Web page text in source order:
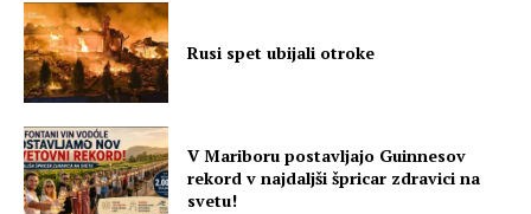
Rusi spet ubijali otroke
V Mariboru postavljajo Guinnesov
rekord v najdaljši špricar zdravici na
svetu!